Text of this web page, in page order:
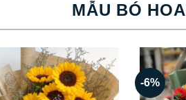
MẪU BÓ HOA
-6%